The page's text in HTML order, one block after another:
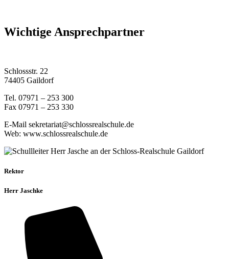
Wichtige Ansprechpartner
Schlossstr. 22
74405 Gaildorf
Tel. 07971 – 253 300
Fax 07971 – 253 330
E-Mail sekretariat@schlossrealschule.de
Web: www.schlossrealschule.de
Rektor
Herr Jaschke